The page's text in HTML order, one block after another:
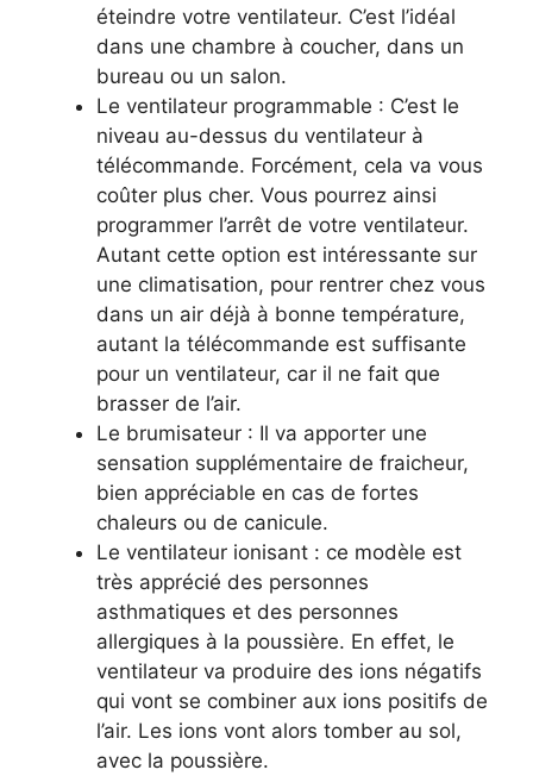
éteindre votre ventilateur. C’est l’idéal
dans une chambre à coucher, dans un
bureau ou un salon.
Le ventilateur programmable : C’est le
niveau au-dessus du ventilateur à
télécommande. Forcément, cela va vous
coûter plus cher. Vous pourrez ainsi
programmer l’arrêt de votre ventilateur.
Autant cette option est intéressante sur
une climatisation, pour rentrer chez vous
dans un air déjà à bonne température,
autant la télécommande est suffisante
pour un ventilateur, car il ne fait que
brasser de l’air.
Le brumisateur : Il va apporter une
sensation supplémentaire de fraicheur,
bien appréciable en cas de fortes
chaleurs ou de canicule.
Le ventilateur ionisant : ce modèle est
très apprécié des personnes
asthmatiques et des personnes
allergiques à la poussière. En effet, le
ventilateur va produire des ions négatifs
qui vont se combiner aux ions positifs de
l’air. Les ions vont alors tomber au sol,
avec la poussière.